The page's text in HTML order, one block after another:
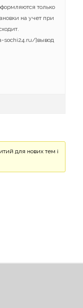
только
на учет при
sochi24.ru/]вывод
для нових тем і